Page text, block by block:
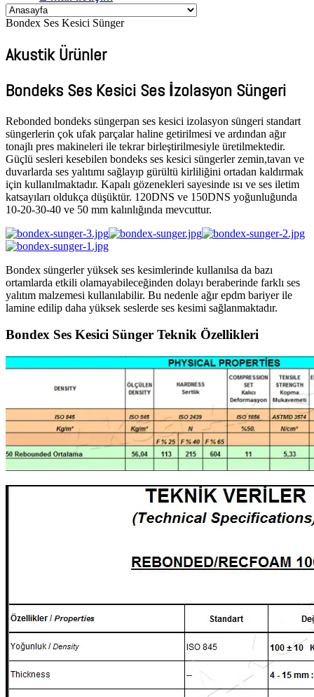
Bondex Ses Kesici Sünger
Akustik Ürünler
Bondeks Ses Kesici Ses İzolasyon Süngeri
Rebonded bondeks süngerpan ses kesici izolasyon süngeri standart
süngerlerin çok ufak parçalar haline getirilmesi ve ardından ağır
tonajlı pres makineleri ile tekrar birleştirilmesiyle üretilmektedir.
Güçlü sesleri kesebilen bondeks ses kesici süngerler zemin,tavan ve
duvarlarda ses yalıtımı sağlayıp gürültü kirliliğini ortadan kaldırmak
için kullanılmaktadır. Kapalı gözenekleri sayesinde ısı ve ses iletim
katsayıları oldukça düşüktür. 120DNS ve 150DNS yoğunluğunda
10-20-30-40 ve 50 mm kalınlığında mevcuttur.
Bondex süngerler yüksek ses kesimlerinde kullanılsa da bazı
ortamlarda etkili olamayabileceğinden dolayı beraberinde farklı ses
yalıtım malzemesi kullanılabilir. Bu nedenle ağır epdm bariyer ile
lamine edilip daha yüksek seslerde ses kesimi sağlanmaktadır.
Bondex Ses Kesici Sünger Teknik Özellikleri